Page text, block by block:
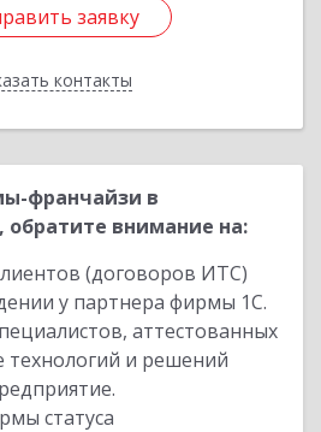
заявку
контакты
заявку
Назад
франчайзи в
обратите внимание на:
(договоров ИТС)
у партнера фирмы 1С.
аттестованных
технологий и решений
статуса